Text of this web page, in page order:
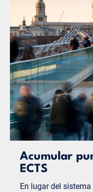
Acumular
ECTS
En lugar del